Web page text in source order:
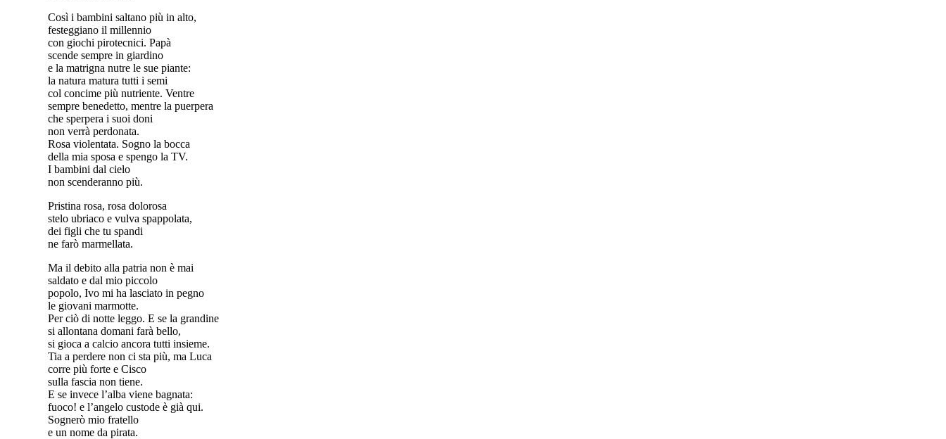
Così i bambini saltano più in alto,
festeggiano il millennio
con giochi pirotecnici. Papà
scende sempre in giardino
e la matrigna nutre le sue piante:
la natura matura tutti i semi
col concime più nutriente. Ventre
sempre benedetto, mentre la puerpera
che sperpera i suoi doni
non verrà perdonata.
Rosa violentata. Sogno la bocca
della mia sposa e spengo la TV.
I bambini dal cielo
non scenderanno più.
Pristina rosa, rosa dolorosa
stelo ubriaco e vulva spappolata,
dei figli che tu spandi
ne farò marmellata.
Ma il debito alla patria non è mai
saldato e dal mio piccolo
popolo, Ivo mi ha lasciato in pegno
le giovani marmotte.
Per ciò di notte leggo. E se la grandine
si allontana domani farà bello,
si gioca a calcio ancora tutti insieme.
Tia a perdere non ci sta più, ma Luca
corre più forte e Cisco
sulla fascia non tiene.
E se invece l’alba viene bagnata:
fuoco! e l’angelo custode è già qui.
Sognerò mio fratello
e un nome da pirata.